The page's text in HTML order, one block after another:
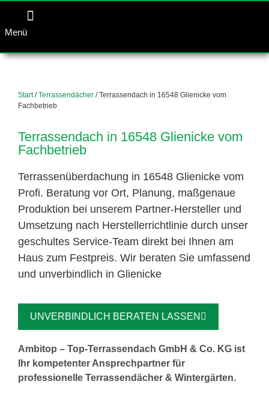
Menü
Start/Terrassendächer / Terrassendach in 16548 Glienicke vom
Fachbetrieb
Terrassendach in 16548 Glienicke vom
Fachbetrieb
Terrassenüberdachung in 16548 Glienicke vom
Profi. Beratung vor Ort, Planung, maßgenaue
Produktion bei unserem Partner-Hersteller und
Umsetzung nach Herstellerrichtlinie durch unser
geschultes Service-Team direkt bei Ihnen am
Haus zum Festpreis. Wir beraten Sie umfassend
und unverbindlich in Glienicke
UNVERBINDLICH BERATEN LASSEN
Ambitop – Top-Terrassendach GmbH & Co. KG ist
Ihr kompetenter Ansprechpartner für
professionelle Terrassendächer & Wintergärten.